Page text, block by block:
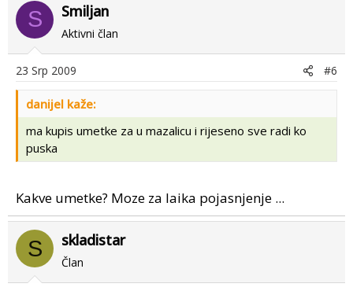
S Smiljan
Aktivni član
23 Srp 2009 #6
danijel kaže:
ma kupis umetke za u mazalicu i rijeseno sve radi ko
puska
Kakve umetke? Moze za laika pojasnjenje ...
S skladistar
Član